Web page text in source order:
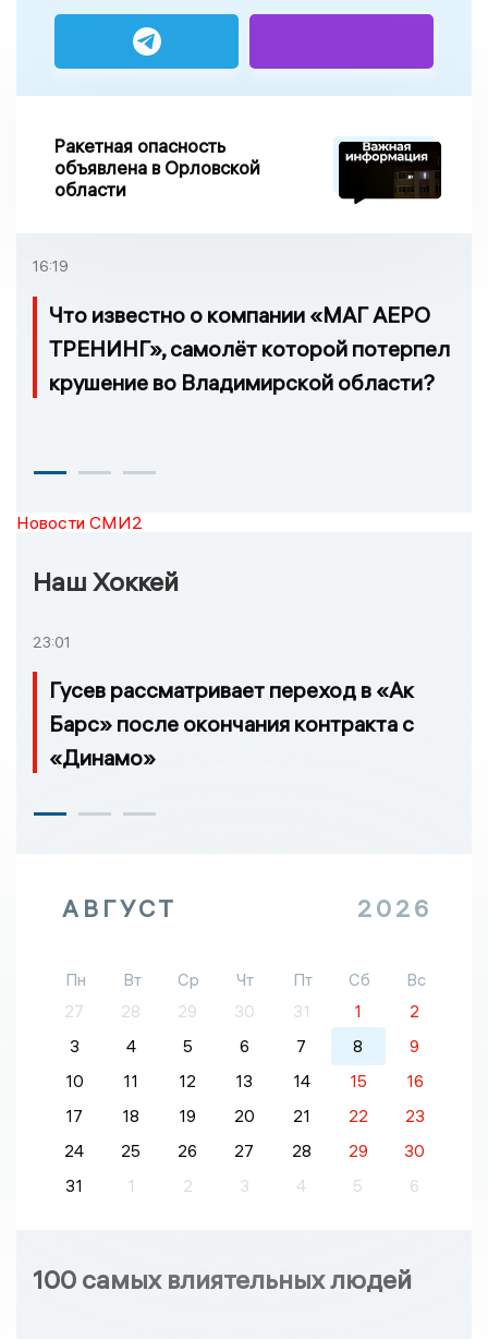
Ракетная опасность
объявлена в Орловской
области
16:19
Что известно о компании «МАГ АЕРО
ТРЕНИНГ», самолёт которой потерпел
крушение во Владимирской области?
Новости СМИ2
Наш Хоккей
23:01
Гусев рассматривает переход в «Ак
Барс» после окончания контракта с
«Динамо»
АВГУСТ 2026
Пн Вт Ср Чт Пт Сб
Вс
27
28 29 30 31 1
2
3
4 5 6 7 8
9
10
11 12 13 14 15
16
17
18 19 20 21 22
23
24
25 26 27 28 29
30
31
1 2 3 4 5 6
100 самых влиятельных людей